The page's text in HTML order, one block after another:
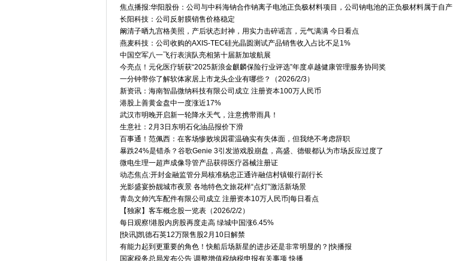
焦点播报:华阳股份：公司与中科海钠合作钠离子电池正负极材料项目，公司钠电池的正负极材料属于自产
长阳科技：公司反射膜销售价格稳定
阚清子晒九宫格美照，产后状态封神，用实力击碎谣言，元气满满 今日看点
燕麦科技：公司收购的AXIS-TEC硅光晶圆测试产品销售收入占比不足1%
中国空军八一飞行表演队亮相第十届新加坡航展
今亮点！元化医疗斩获“2025新浪金麒麟保险行业评选”年度卓越健康管理服务协同奖
一分钟带你了解软体家居上市龙头企业有哪些？（2026/2/3）
新资讯：海南智晶微纳科技有限公司成立 注册资本100万人民币
港股上善黄金盘中一度涨近17%
武汉市明晚开启新一轮降水天气，注意携带雨具！
生意社：2月3日东明石化油品报价下滑
百事通！范佩西：在客场惨败埃因霍温确实有失体面，但我绝不考虑辞职
暴跌24%是错杀？谷歌Genie 3引发游戏股崩盘，高盛、德银都认为市场反应过度了
微电生理一超声成像导管产品获得医疗器械注册证
动态焦点:开封金融监管分局核准杨忠正通许融信村镇银行副行长
光影盛宴扮靓城市夜景 各地特色文旅花样“点灯”激活新场景
青岛文帅汽车配件有限公司成立 注册资本10万人民币|每日看点
【独家】客车概念股一览表（2026/2/2）
每日观察!港股内房股再度走高 绿城中国涨6.45%
[快讯]凯德石英12万限售股2月10日解禁
有能力起到更重要的角色！快船后场新星的进步还是非常明显的？|快播报
国家税务总局发布公告 调整增值税纳税申报有关事项 快播